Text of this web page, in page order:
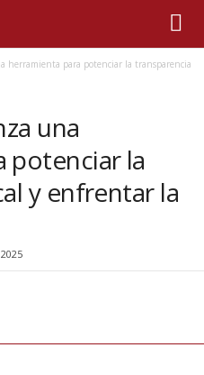
herramienta para potenciar la transparencia
una
potenciar la
y enfrentar la